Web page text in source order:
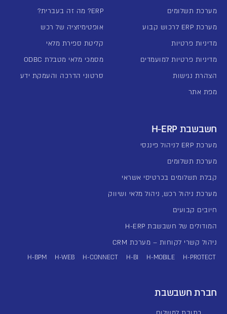
מערכת תשלומים
מערכת ERP לרכוש קבוע
מדיניות פרטיות
מדיניות פרטיות למועמדים
הצהרת נגישות
מפת אתר
ERP? מה זה בעברית?
אופטימיזציה של רכש
קליטת ספירת מלאי
מסמכי מלאי מטבלת ODBC
סרטוני הדרכה והעמקת ידע
חשבשבת H-ERP
מערכת ERP לניהול פיננסי
מערכת תשלומים
קבלת תשלומים בכרטיסי אשראי
מערכת ניהול רכש, ניהול מלאי ושיווק
חיובים קבועים
המודולים של חשבשבת H-ERP
ניהול קשרי לקוחות – מערכת CRM
H-PROTECT
H-MOBILE
H-BI
H-CONNECT
H-WEB
H-BPM
חברת חשבשבת